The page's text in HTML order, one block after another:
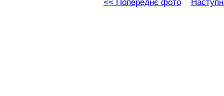
<< Попереднє фото